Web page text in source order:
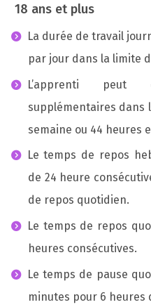
18 ans et plus
La durée de travail
par jour dans la limite
L’apprenti peut
supplémentaires dans
semaine ou 44 heures
Le temps de repos
de 24 heure
de repos quotidien.
Le temps de repos
heures consécutives.
Le temps de pause
minutes pour 6 heures